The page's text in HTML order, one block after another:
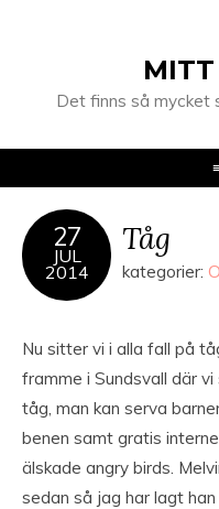
Det finns så mycket
27
JUL
2014
Tåg
kategorier:
Nu sitter vi i alla fall på
framme i Sundsvall där
tåg, man kan serva
benen samt gratis
älskade angry birds.
sedan så jag har lagt